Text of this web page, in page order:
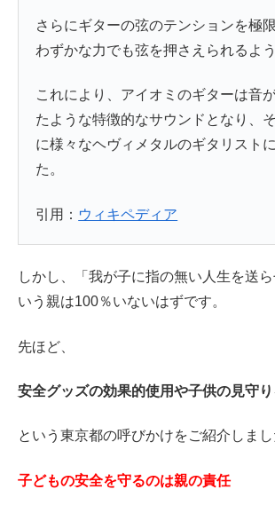
さらにギターの弦のテンションを極
わずかな力でも弦を押さえられるよう
これにより、アイオミのギターは音
たような特徴的なサウンドとなり、
に様々なヘヴィメタルのギタリスト
た。
引用： ウィキペディア
しかし、「我が子に指の無い人生を送
いう親は100％いないはずです。
先ほど、
安全グッズの効果的使用や子供の見守り
という東京都の呼びかけをご紹介しまし
子どもの安全を守るのは親の責任